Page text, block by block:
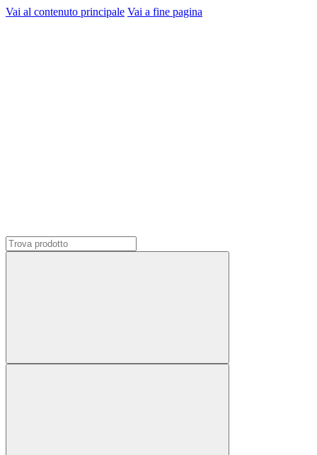
Vai al contenuto principale Vai a fine pagina